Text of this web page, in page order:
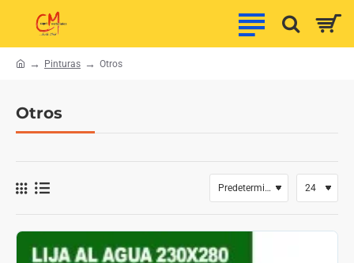
Otros
e
Pinturas Otros